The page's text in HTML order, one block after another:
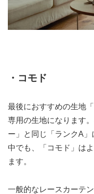
・コモド
最後におすすめの生地
専用の生地になります
ー」と同じ「ランクA
中でも、「コモド」は
ます。
一般的なレースカーテ